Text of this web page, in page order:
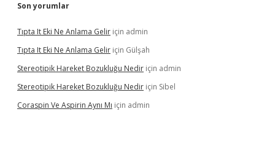
Son yorumlar
Tıpta It Eki Ne Anlama Gelir için admin
Tıpta It Eki Ne Anlama Gelir için Gülşah
Stereotipik Hareket Bozukluğu Nedir için admin
Stereotipik Hareket Bozukluğu Nedir için Sibel
Coraspin Ve Aspirin Aynı Mı için admin